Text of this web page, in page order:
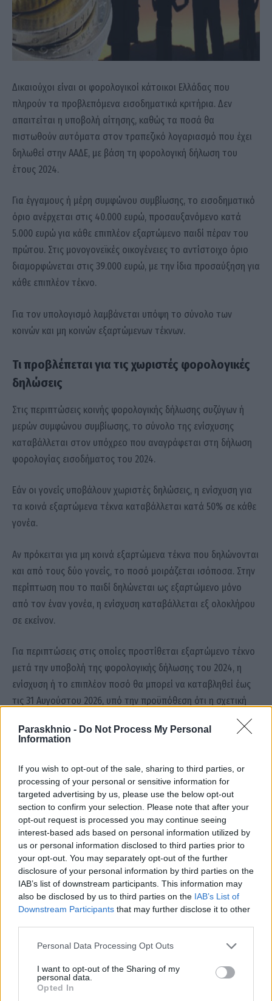
Paraskhnio - Do Not Process My Personal
Information
If you wish to opt-out of the sale, sharing to third parties, or
processing of your personal or sensitive information for
targeted advertising by us, please use the below opt-out
section to confirm your selection. Please note that after your
opt-out request is processed you may continue seeing
interest-based ads based on personal information utilized by
us or personal information disclosed to third parties prior to
your opt-out. You may separately opt-out of the further
disclosure of your personal information by third parties on the
IAB’s list of downstream participants. This information may
also be disclosed by us to third parties on the IAB’s List of
Downstream Participants that may further disclose it to other
Please note that this website/app uses one or more Google
not limited to your visit or usage behaviour. You may click to
grant or deny consent to Google and its third-party tags to
use your data for below specified purposes in below Google
Personal Data Processing Opt Outs
I want to opt-out of the Sharing of my
personal data.
Opted In
Δικαιούχοι είναι οι φορολογικοί κάτοικοι Ελλάδας που
πληρούν τα προβλεπόμενα εισοδηματικά κριτήρια. Δεν
απαιτείται η υποβολή αίτησης, καθώς τα ποσά θα
πιστωθούν αυτόματα στον τραπεζικό λογαριασμό που έχει
δηλωθεί στην ΑΑΔΕ, με βάση τη φορολογική δήλωση του
έτους 2024.
Για έγγαμους ή μέρη συμφώνου συμβίωσης, το εισοδηματικό
όριο ανέρχεται στις 40.000 ευρώ, προσαυξανόμενο κατά
5.000 ευρώ για κάθε επιπλέον εξαρτώμενο παιδί πέραν του
πρώτου. Στις μονογονεϊκές οικογένειες το αντίστοιχο όριο
διαμορφώνεται στις 39.000 ευρώ, με την ίδια προσαύξηση για
κάθε επιπλέον τέκνο.
Για τον υπολογισμό λαμβάνεται υπόψη το σύνολο των
κοινών και μη κοινών εξαρτώμενων τέκνων.
Τι προβλέπεται για τις χωριστές φορολογικές
δηλώσεις
Στις περιπτώσεις κοινής φορολογικής δήλωσης συζύγων ή
μερών συμφώνου συμβίωσης, το σύνολο της ενίσχυσης
καταβάλλεται στον υπόχρεο που αναγράφεται στη δήλωση
φορολογίας εισοδήματος του 2024.
Εάν οι γονείς υποβάλουν χωριστές δηλώσεις, η ενίσχυση για
τα κοινά εξαρτώμενα τέκνα καταβάλλεται κατά 50% σε κάθε
γονέα.
Αν πρόκειται για μη κοινά εξαρτώμενα τέκνα που δηλώνονται
και από τους δύο γονείς, το ποσό μοιράζεται ισόποσα. Στην
περίπτωση που το παιδί δηλώνεται ως εξαρτώμενο μόνο
από τον έναν γονέα, η ενίσχυση καταβάλλεται εξ ολοκλήρου
σε εκείνον.
Για περιπτώσεις στις οποίες προστίθεται εξαρτώμενο τέκνο
μετά την υποβολή της φορολογικής δήλωσης του 2024, η
ενίσχυση ή το επιπλέον ποσό θα μπορεί να καταβληθεί έως
τις 31 Αυγούστου 2026, υπό την προϋπόθεση ότι η σχετική
μεταβολή στο Μητρώο της ΑΑΔΕ θα έχει πραγματοποιηθεί
έως τις 31 Ιουλίου 2026.
επίδομα παιδιού επιδόματα Ιούνιος 2026 Συντάξεις
FacebookTwitter Pinterest LinkedIn Tumblr Email
ΠΡΟΗΓΟΎΜΕΝΟ ΆΡΘΡΟ
Αιχμές Παππά για Φάμελλο και
Ζαχαριάδη: «Ο εκπρόσωπος
τύπου του ΣΥΡΙΖΑ συνεχίζει να
ασκεί τα καθήκοντά του;»
ΕΠΌΜΕΝΟ ΆΡΘΡΟ
OpenAI: Ο Σαμ Άλτμαν ανοίγει
τον δρόμο προς τη Wall
Street – Ο “ανταγωνισμός” με
τον Έλον για την προσέλκυση
dkatsamadou